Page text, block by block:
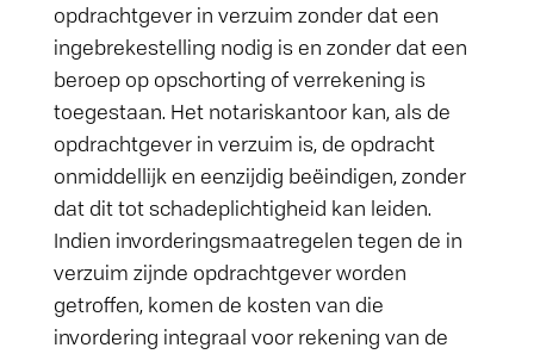
opdrachtgever in verzuim zonder dat een
ingebrekestelling nodig is en zonder dat een
beroep op opschorting of verrekening is
toegestaan. Het notariskantoor kan, als de
opdrachtgever in verzuim is, de opdracht
onmiddellijk en eenzijdig beëindigen, zonder
dat dit tot schadeplichtigheid kan leiden.
Indien invorderingsmaatregelen tegen de in
verzuim zijnde opdrachtgever worden
getroffen, komen de kosten van die
invordering integraal voor rekening van de